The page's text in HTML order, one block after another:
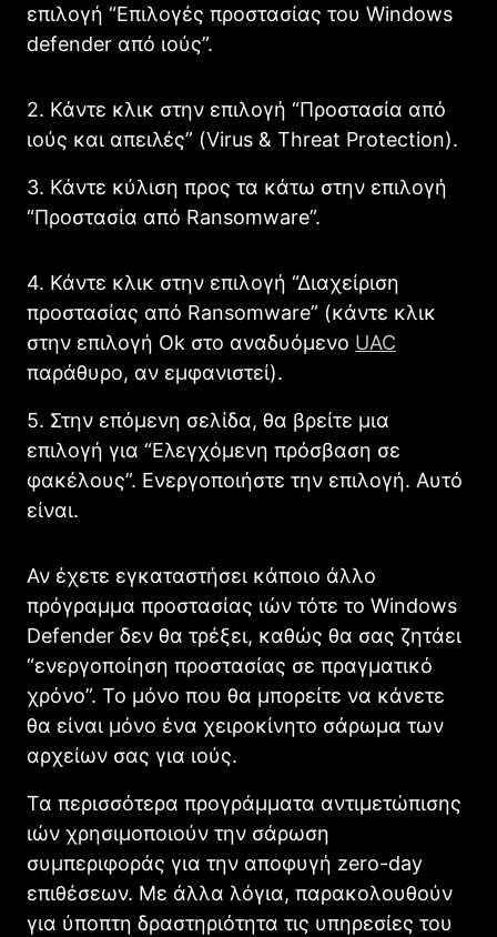
επιλογή “Επιλογές προστασίας του Windows
defender από ιούς”.
2. Κάντε κλικ στην επιλογή “Προστασία από
ιούς και απειλές” (Virus & Threat Protection).
3. Κάντε κύλιση προς τα κάτω στην επιλογή
“Προστασία από Ransomware”.
4. Κάντε κλικ στην επιλογή “Διαχείριση
προστασίας από Ransomware” (κάντε κλικ
στην επιλογή Ok στο αναδυόμενο UAC
παράθυρο, αν εμφανιστεί).
5. Στην επόμενη σελίδα, θα βρείτε μια
επιλογή για “Ελεγχόμενη πρόσβαση σε
φακέλους”. Ενεργοποιήστε την επιλογή. Αυτό
είναι.
Αν έχετε εγκαταστήσει κάποιο άλλο
πρόγραμμα προστασίας ιών τότε το Windows
Defender δεν θα τρέξει, καθώς θα σας ζητάει
“ενεργοποίηση προστασίας σε πραγματικό
χρόνο”. Το μόνο που θα μπορείτε να κάνετε
θα είναι μόνο ένα χειροκίνητο σάρωμα των
αρχείων σας για ιούς.
Τα περισσότερα προγράμματα αντιμετώπισης
ιών χρησιμοποιούν την σάρωση
συμπεριφοράς για την αποφυγή zero-day
επιθέσεων. Με άλλα λόγια, παρακολουθούν
για ύποπτη δραστηριότητα τις υπηρεσίες του